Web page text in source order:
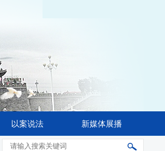
以案说法 新媒体展播
奋力推进公安工作现代化 更好促进高水平